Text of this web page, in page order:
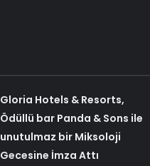
Gloria Hotels & Resorts,
Ödüllü bar Panda & Sons ile
unutulmaz bir Miksoloji
Gecesine İmza Attı